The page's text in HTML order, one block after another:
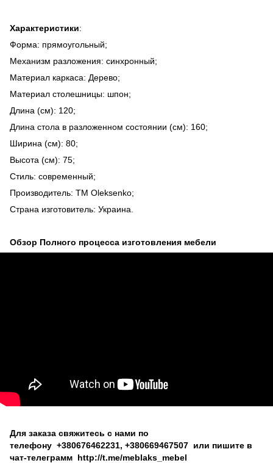
Характеристики:
Форма: прямоугольный;
Механизм разложения: синхронный;
Материал каркаса: Дерево;
Материал столешницы: шпон;
Длина (см): 120;
Длина стола в разложенном состоянии (см): 160;
Ширина (см): 80;
Высота (см): 75;
Стиль: современный;
Производитель: TM Oleksenko;
Страна изготовитель: Украина.
Обзор Полного процесса изготовления мебели
Для заказа свяжитесь с нами по
телефону +380676462231, +380669467507 или пишите в
чат-телеграмм http://t.me/meblaks_mebel